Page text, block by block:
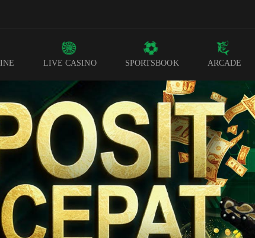
LIVE CASINO SPORTSBOOK ARCADE